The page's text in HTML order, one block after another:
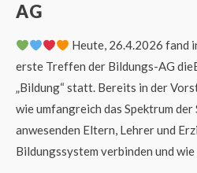
AG
Heute, 26.4.2026 fand
erste Treffen der Bildungs-AG
„Bildung“ statt. Bereits in der
wie umfangreich das Spektrum
anwesenden Eltern, Lehrer und
Bildungssystem verbinden und